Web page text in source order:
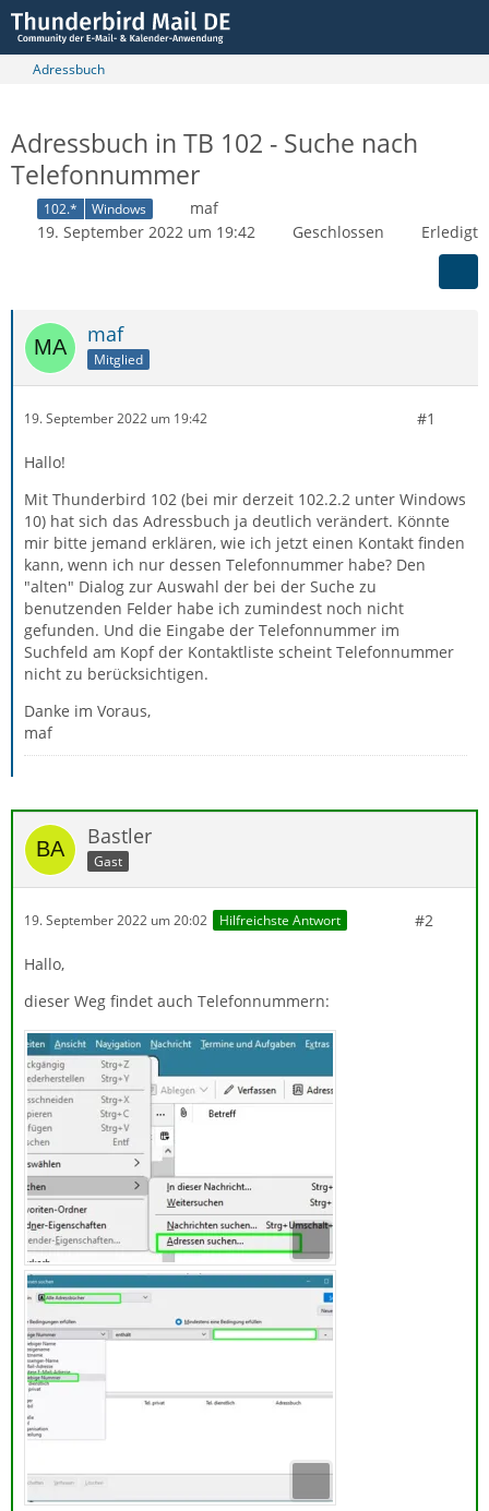
Adressbuch
Adressbuch in TB 102 - Suche nach
Telefonnummer
102.* Windows
maf
19. September 2022 um 19:42
Geschlossen Erledigt
maf
Mitglied
19. September 2022 um 19:42 #1
Hallo!
Mit Thunderbird 102 (bei mir derzeit 102.2.2 unter Windows
10) hat sich das Adressbuch ja deutlich verändert. Könnte
mir bitte jemand erklären, wie ich jetzt einen Kontakt finden
kann, wenn ich nur dessen Telefonnummer habe? Den
"alten" Dialog zur Auswahl der bei der Suche zu
benutzenden Felder habe ich zumindest noch nicht
gefunden. Und die Eingabe der Telefonnummer im
Suchfeld am Kopf der Kontaktliste scheint Telefonnummer
nicht zu berücksichtigen.
Danke im Voraus,
maf
Bastler
Gast
19. September 2022 um 20:02 Hilfreichste Antwort #2
Hallo,
dieser Weg findet auch Telefonnummern: